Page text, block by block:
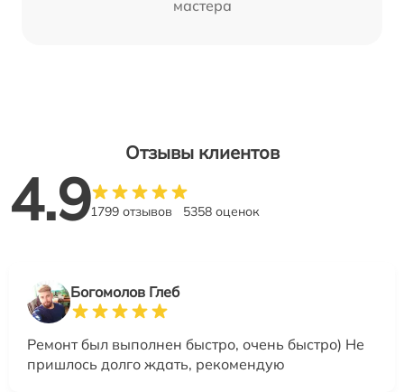
мастера
Отзывы клиентов
4.91799 отзывов 5358 оценок
Богомолов Глеб
Ремонт был выполнен быстро, очень быстро) Не
пришлось долго ждать, рекомендую